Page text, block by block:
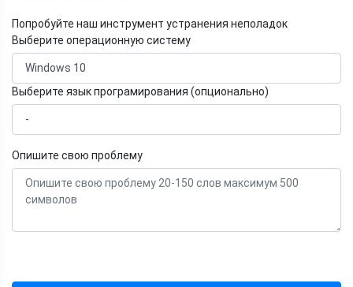
Попробуйте наш инструмент устранения неполадок
Выберите операционную систему
Выберите язык програмирования (опционально)
Опишите свою проблему